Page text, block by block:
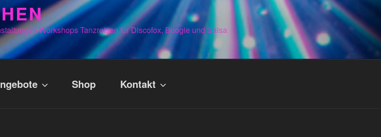
Workshops Tanzreisen für Discofox, Boogie und Salsa
Shop Kontakt